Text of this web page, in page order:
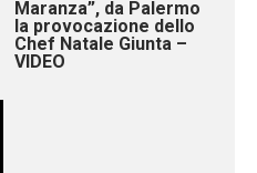
Maranza”, da Palermo
la provocazione dello
Chef Natale Giunta –
VIDEO